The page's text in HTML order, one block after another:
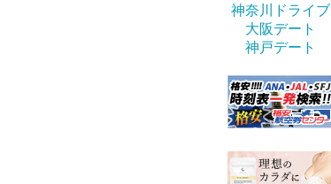
神奈川ドライブ
大阪デート
神戸デート